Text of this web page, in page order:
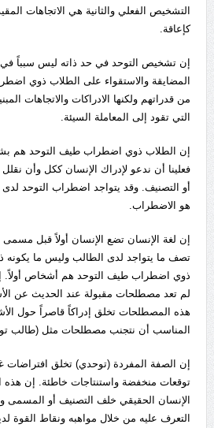
التشخيص الفعلي والثانية هي الاتجاهات
كإعاقة.
إن تشخيص التوحد في حد ذاته ليس سبباً في
المضايقة والاستقواء على الطلاب ذوي
من قدراتهم ولكنها الادراكات والاتجاهات
التي تقود إلى المعاملة السيئة.
إن الطلاب ذوي اضطراب طيف التوحد هم
فعلينا أن ندعو لإدراك الإنسان ككل وأن
أو التصنيف. وقد يتواجد اضطراب التوحد
هو الاضطراب.
إن لغة الإنسان تضع الإنسان أولاً قبل مسمى
تصف ما يتواجد لدى الطالب وليس ما يكونه
ذوي اضطراب طيف التوحد هم أشخاص أولاً.
لم تعد مصطلحات مقبولة عند الحديث عن
هذه المصطلحات تخلق إدراكاً قاصراً حول
المناسب أن نتجنب مصطلحات مثل (طالب
إن الصفة المفردة (توحدي) تخلق افتراضات
توقعات منخفضة واستنتاجات خاطئة. إن هذه
الإنسان الحقيقي خلف التصنيف أو
التعرف عليه من خلال مواهبه ونقاط القوة